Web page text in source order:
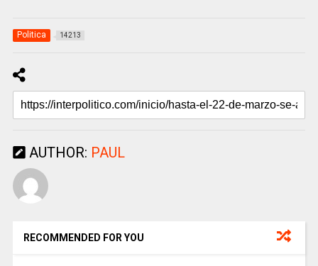
Politica 14213
AUTHOR: PAUL
RECOMMENDED FOR YOU